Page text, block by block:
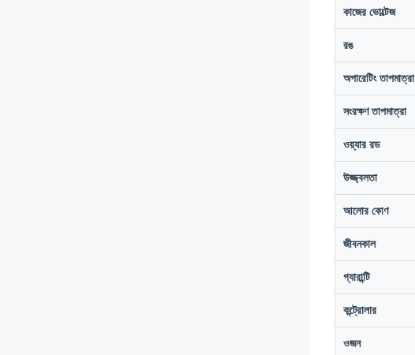
কাজের ভোল্টেজ
রঙ
অপারেটিং তাপমাত্রা
সংরক্ষণ তাপমাত্রা
ওয়্যার রড
উজ্জ্বলতা
আলোর কোণ
জীবনকাল
গ্যারান্টি
কন্ট্রোলার
ওজন